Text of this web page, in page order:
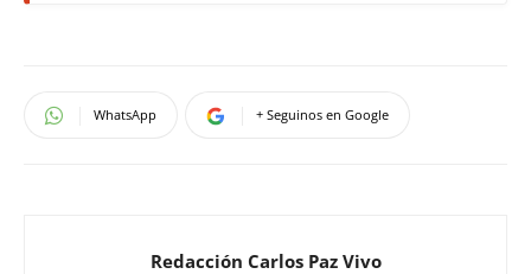
WhatsApp + Seguinos en Google
Redacción Carlos Paz Vivo